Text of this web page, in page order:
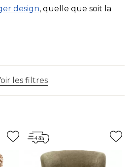
design, quelle que soit la
design !
les filtres